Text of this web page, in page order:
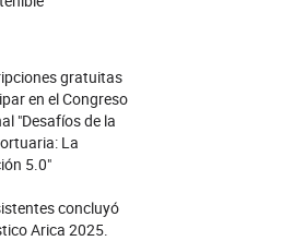
gratuitas
en el Congreso
"Desafíos de la
La
5.0"
concluyó
Arica 2025.